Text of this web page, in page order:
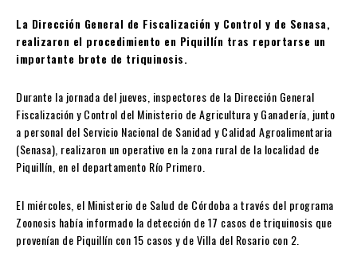
La Dirección General de Fiscalización y Control y de Senasa,
realizaron el procedimiento en Piquillín tras reportarse un
importante brote de triquinosis.
Durante la jornada del jueves, inspectores de la Dirección General
Fiscalización y Control del Ministerio de Agricultura y Ganadería, junto
a personal del Servicio Nacional de Sanidad y Calidad Agroalimentaria
(Senasa), realizaron un operativo en la zona rural de la localidad de
Piquillín, en el departamento Río Primero.
El miércoles, el Ministerio de Salud de Córdoba a través del programa
Zoonosis había informado la detección de 17 casos de triquinosis que
provenían de Piquillín con 15 casos y de Villa del Rosario con 2.